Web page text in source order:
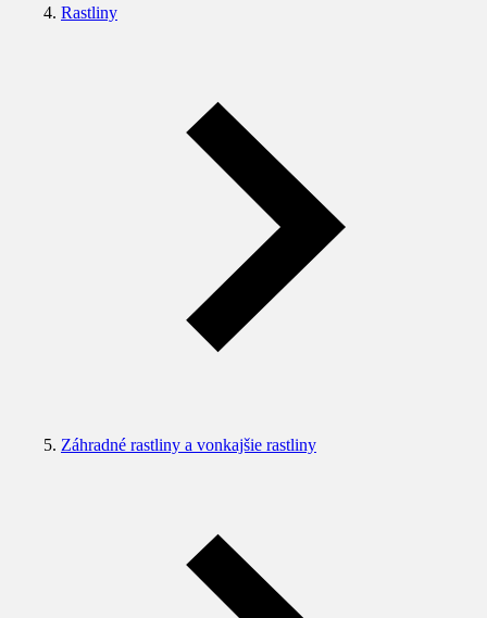
Rastliny
Záhradné rastliny a vonkajšie rastliny